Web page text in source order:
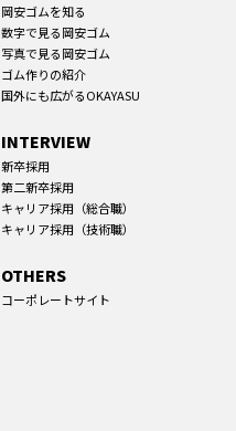
岡安ゴムを知る
数字で見る岡安ゴム
写真で見る岡安ゴム
ゴム作りの紹介
国外にも広がるOKAYASU
INTERVIEW
新卒採用
第二新卒採用
キャリア採用（総合職）
キャリア採用（技術職）
OTHERS
コーポレートサイト